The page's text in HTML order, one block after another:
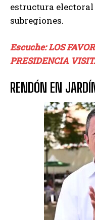
estructura electoral
subregiones.
Escuche: LOS
PRESIDENCIA
RENDÓN EN